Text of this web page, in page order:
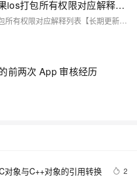
app开发之安卓Android+苹果ios打包所有权限对应解释列表【长期更新】-以及默认打包自动添加权限列表和简化后的基本打包权限列表以uniapp为例-优雅草央千澈
app开发之安卓Android+苹果ios打包所有权限对应解释列表【长期更新】-以及默认打包自动添加权限列表和简化后的基本打包权限列表以uniapp为例-优雅草央千澈
前两次 App 审核经历
象与C++对象的引用转换 2